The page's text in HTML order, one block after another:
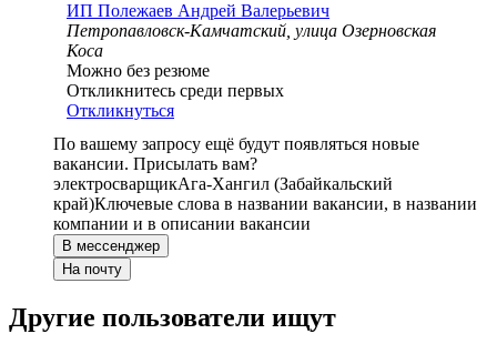
ИП Полежаев Андрей Валерьевич
Петропавловск-Камчатский, улица Озерновская
Коса
Можно без резюме
Откликнитесь среди первых
Откликнуться
По вашему запросу ещё будут появляться новые
вакансии. Присылать вам?
электросварщикАга-Хангил (Забайкальский
край)Ключевые слова в названии вакансии, в названии
компании и в описании вакансии
В мессенджер
На почту
Другие пользователи ищут